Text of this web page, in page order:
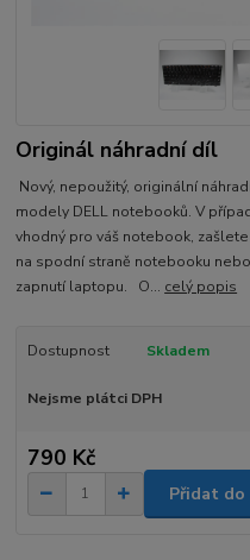
Originál náhradní díl
Nový, nepoužitý, originální
modely DELL notebooků. V
vhodný pro váš notebook,
na spodní straně notebooku
zapnutí laptopu. O... celý popis
Dostupnost Skladem
Nejsme plátci DPH
790 Kč
Přidat do